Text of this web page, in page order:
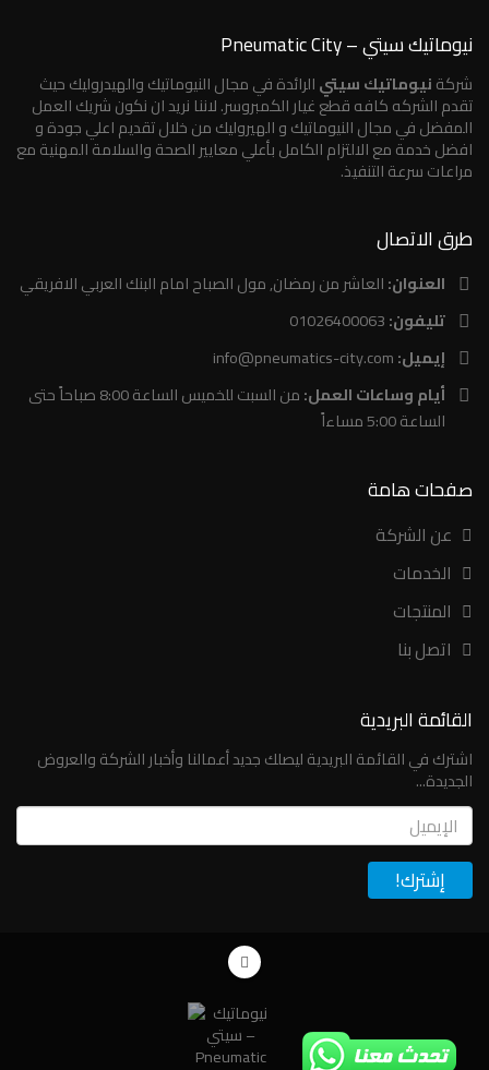
نيوماتيك سيتي – Pneumatic City
شركةنيوماتيك سيتيالرائدة في مجال النيوماتيك والهيدروليك حيث
تقدم الشركه كافه قطع غيار الكمبروسر. لاننا نريد ان نكون شريك العمل
المفضل في مجال النيوماتيك و الهيروليك من خلال تقديم اعلي جودة و
افضل خدمة مع الالتزام الكامل بأعلي معايير الصحة والسلامة المهنية مع
مراعات سرعة التنفيذ.
طرق الاتصال
العنوان:العاشر من رمضان, مول الصباح امام البنك العربي الافريقي
تليفون:01026400063
إيميل:info@pneumatics-city.com
أيام وساعات العمل:
من السبت للخميس الساعة 8:00 صباحاً حتى
الساعة 5:00 مساءاً
صفحات هامة
عن الشركة
الخدمات
المنتجات
اتصل بنا
القائمة البريدية
اشترك في القائمة البريدية ليصلك جديد أعمالنا وأخبار الشركة والعروض
الجديدة...
Email